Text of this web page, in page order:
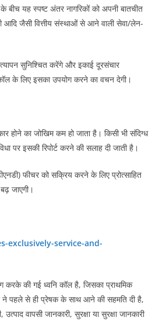
यह स्पष्ट अंतर नागरिकों को अपनी बातचीत
जैसी वित्तीय संस्थाओं से आने वाली सेवा/लेन-
सुनिश्चित करेंगे और इकाई दूरसंचार
के लिए इसका उपयोग करने का वचन देगी।
होने का जोखिम कम हो जाता है। किसी भी संदिग्ध
पर इसकी रिपोर्ट करने की सलाह दी जाती है।
फीचर को सक्रिय करने के लिए प्रोत्साहित
जाएगी।
exclusively-service-and-
करके की गई ध्वनि कॉल है, जिसका प्राथमिक
ने पहले से ही प्रेषक के साथ आने की सहमति दी है,
वापसी जानकारी, सुरक्षा या सुरक्षा जानकारी